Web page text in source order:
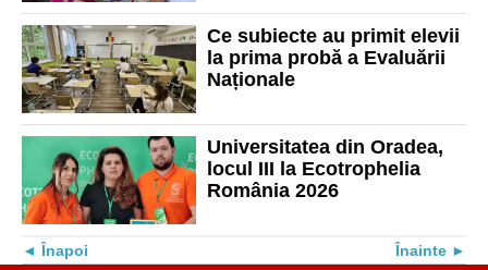
îți mulțumească
Ce subiecte au primit elevii
la prima probă a Evaluării
Naționale
Universitatea din Oradea,
locul III la Ecotrophelia
România 2026
Înapoi Înainte